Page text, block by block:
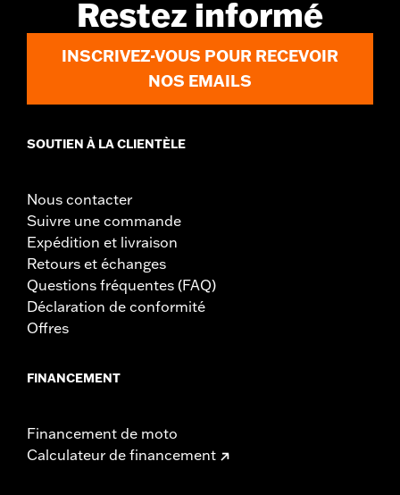
Restez informé
INSCRIVEZ-VOUS POUR RECEVOIR
NOS EMAILS
SOUTIEN À LA CLIENTÈLE
Nous contacter
Suivre une commande
Expédition et livraison
Retours et échanges
Questions fréquentes (FAQ)
Déclaration de conformité
Offres
FINANCEMENT
Financement de moto
Calculateur de financement